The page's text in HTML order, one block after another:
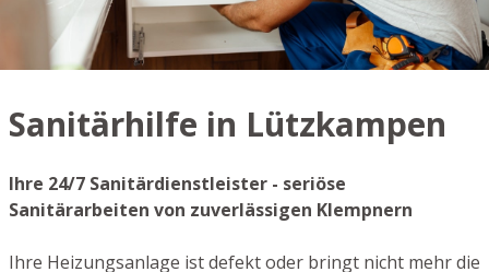
Sanitärhilfe in Lützkampen
Ihre 24/7 Sanitärdienstleister - seriöse
Sanitärarbeiten von zuverlässigen Klempnern
Ihre Heizungsanlage ist defekt oder bringt nicht mehr die